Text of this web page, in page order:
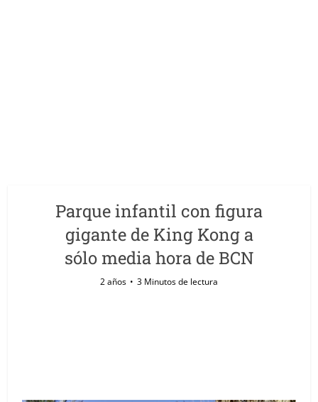
Parque infantil con figura
gigante de King Kong a
sólo media hora de BCN
2 años 3 Minutos de lectura